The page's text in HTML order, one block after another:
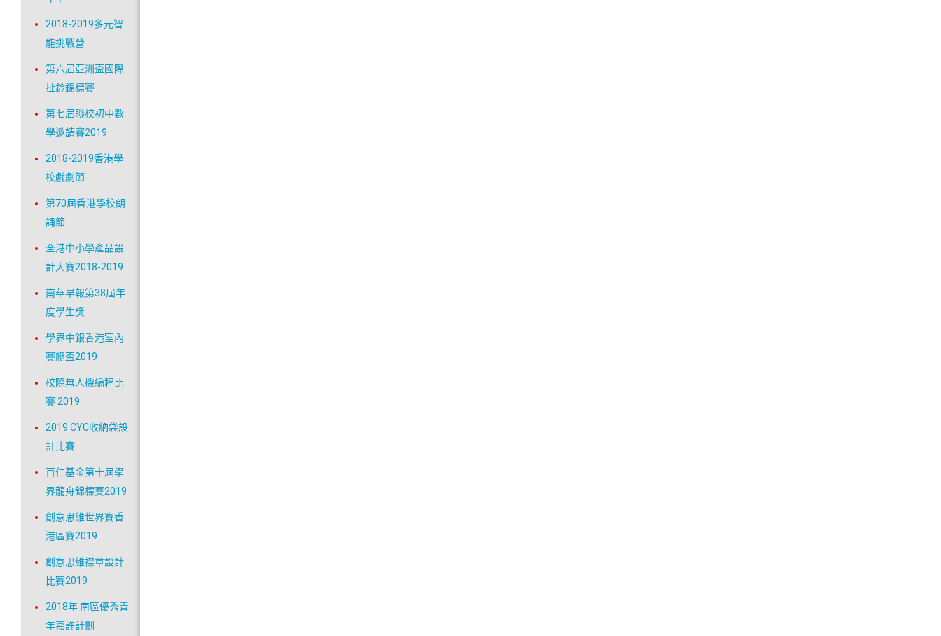
2018-2019多元智
能挑戰營
第六屆亞洲盃國際
扯鈴錦標賽
第七屆聯校初中數
學邀請賽2019
2018-2019香港學
校戲劇節
第70屆香港學校朗
誦節
全港中小學產品設
計大賽2018-2019
南華早報第38屆年
度學生獎
學界中銀香港室內
賽艇盃2019
校際無人機編程比
賽 2019
2019 CYC收納袋設
計比賽
百仁基金第十屆學
界龍舟錦標賽2019
創意思維世界賽香
港區賽2019
創意思維襟章設計
比賽2019
2018年 南區優秀青
年嘉許計劃